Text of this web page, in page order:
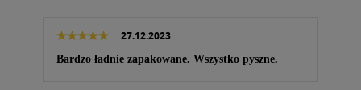
27.12.2023
Bardzo ładnie zapakowane. Wszystko pyszne.